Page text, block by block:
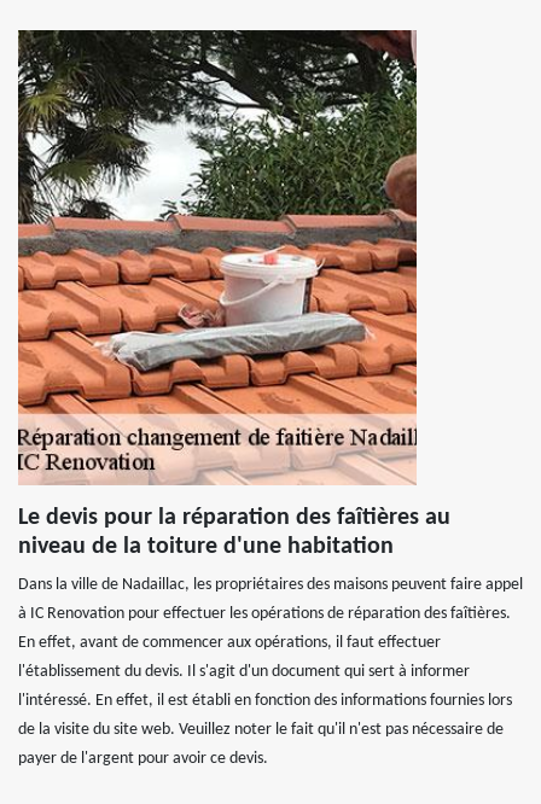
Le devis pour la réparation des faîtières au
niveau de la toiture d'une habitation
Dans la ville de Nadaillac, les propriétaires des maisons peuvent faire appel
à IC Renovation pour effectuer les opérations de réparation des faîtières.
En effet, avant de commencer aux opérations, il faut effectuer
l'établissement du devis. Il s'agit d'un document qui sert à informer
l'intéressé. En effet, il est établi en fonction des informations fournies lors
de la visite du site web. Veuillez noter le fait qu'il n'est pas nécessaire de
payer de l'argent pour avoir ce devis.